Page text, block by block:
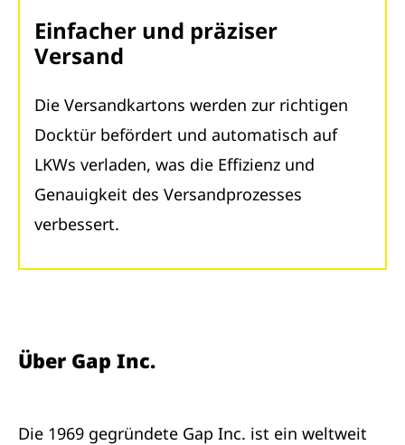
Einfacher und präziser
Versand
Die Versandkartons werden zur richtigen
Docktür befördert und automatisch auf
LKWs verladen, was die Effizienz und
Genauigkeit des Versandprozesses
verbessert.
Über Gap Inc.
Die 1969 gegründete Gap Inc. ist ein weltweit